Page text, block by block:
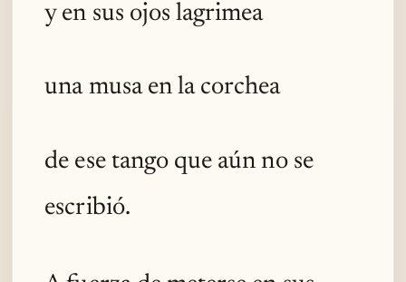
y en sus ojos lagrimea
una musa en la corchea
de ese tango que aún no se
escribió.